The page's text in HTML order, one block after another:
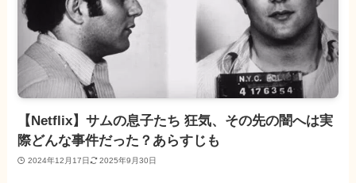
【Netflix】サムの息子たち 狂気、その先の闇へは実
際どんな事件だった？あらすじも
2024年12月17日 2025年9月30日